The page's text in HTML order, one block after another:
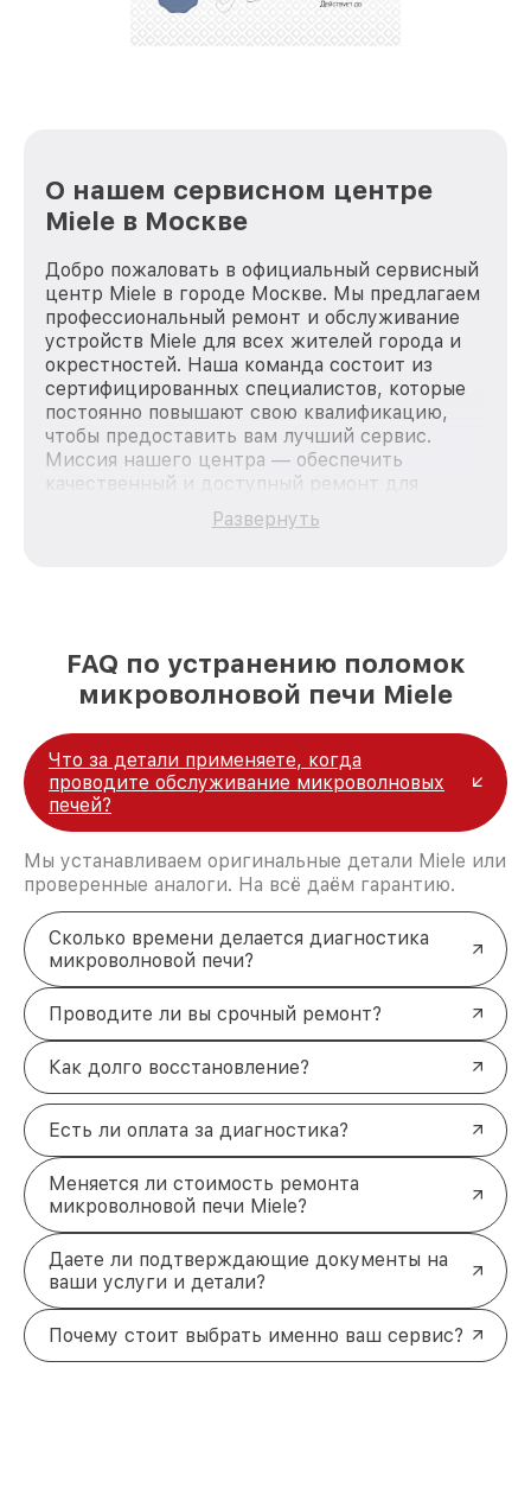
О нашем сервисном центре
Miele в Москве
Добро пожаловать в официальный сервисный
центр Miele в городе Москве. Мы предлагаем
профессиональный ремонт и обслуживание
устройств Miele для всех жителей города и
окрестностей. Наша команда состоит из
сертифицированных специалистов, которые
постоянно повышают свою квалификацию,
чтобы предоставить вам лучший сервис.
Миссия нашего центра — обеспечить
качественный и доступный ремонт для
каждого пользователя продукции Miele, вне
зависимости от сложности поломки. Мы
и лояльности наших клиентов.
Развернуть
FAQ по устранению поломок
микроволновой печи Miele
Что за детали применяете, когда
проводите обслуживание микроволновых
печей?
Мы устанавливаем оригинальные детали Miele или
проверенные аналоги. На всё даём гарантию.
Сколько времени делается диагностика
микроволновой печи?
Проводите ли вы срочный ремонт?
Как долго восстановление?
Есть ли оплата за диагностика?
Меняется ли стоимость ремонта
микроволновой печи Miele?
Даете ли подтверждающие документы на
ваши услуги и детали?
Почему стоит выбрать именно ваш сервис?